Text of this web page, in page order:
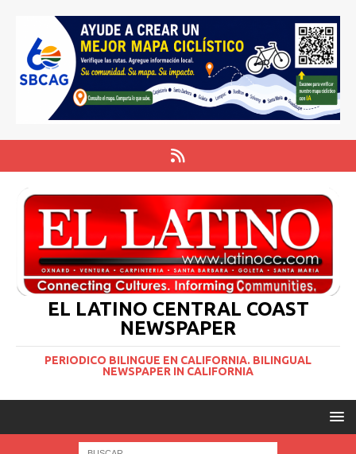
EL LATINO CENTRAL COAST
NEWSPAPER
PERIODICO BILINGUE EN CALIFORNIA. BILINGUAL
NEWSPAPER IN CALIFORNIA